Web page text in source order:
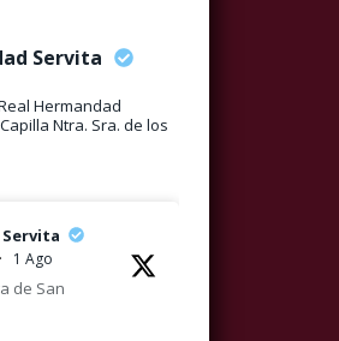
Servita
Hermandad
Ntra. Sra. de los
Servita
· 1 Ago
de San